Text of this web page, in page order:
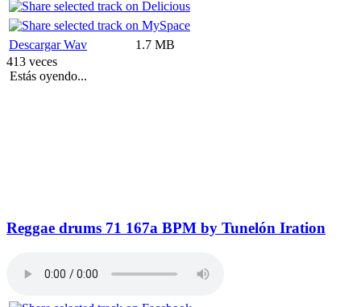
Descargar Wav
1.7 MB
413 veces
Estás oyendo...
Reggae drums 71 167a BPM by Tunelón Iration